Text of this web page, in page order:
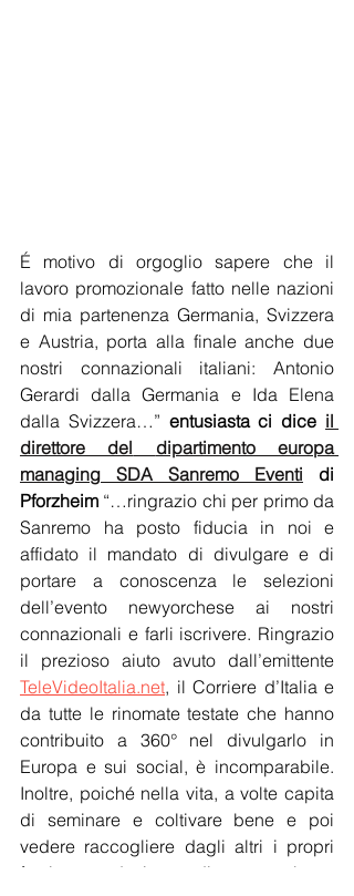
É motivo di orgoglio sapere che il
lavoro promozionale fatto nelle nazioni
di mia partenenza Germania, Svizzera
e Austria, porta alla finale anche due
nostri connazionali italiani: Antonio
Gerardi dalla Germania e Ida Elena
dalla Svizzera…” entusiasta ci dice il
direttore del
dipartimento europa
managing SDA Sanremo Eventi di
Pforzheim “…ringrazio chi per primo da
Sanremo ha posto fiducia in noi e
affidato il mandato di divulgare e di
portare a conoscenza le selezioni
dell’evento newyorchese ai nostri
connazionali e farli iscrivere. Ringrazio
TeleVideoItalia.net, il Corriere d’Italia e
da tutte le rinomate testate che hanno
contribuito a 360° nel divulgarlo in
Europa e sui social, è incomparabile.
Inoltre, poiché nella vita, a volte capita
di seminare e coltivare bene e poi
vedere raccogliere dagli altri i propri
frutti vantandosi pure di avere un buon